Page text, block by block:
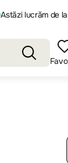
Astăzi lucrăm de